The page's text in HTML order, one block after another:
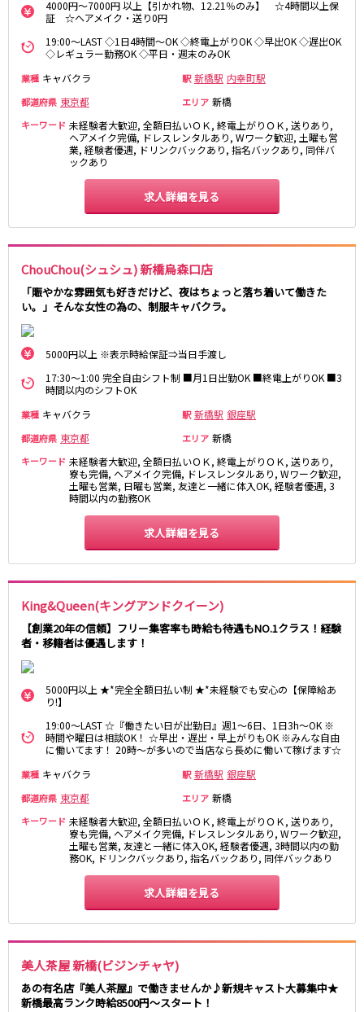
4000円～7000円 以上【引かれ物、12.21％のみ】 ☆4時間以上保
証 ☆ヘアメイク・送り0円
19:00～LAST ◇1日4時間～OK ◇終電上がりOK ◇早出OK ◇遅出OK
◇レギュラー勤務OK ◇平日・週末のみOK
業種 キャバクラ 駅 新橋駅 内幸町駅
都道府県 東京都 エリア 新橋
キーワード 未経験者大歓迎, 全額日払いＯＫ, 終電上がりＯＫ, 送りあり,
ヘアメイク完備, ドレスレンタルあり, Wワーク歓迎, 土曜も営
業, 経験者優遇, ドリンクバックあり, 指名バックあり, 同伴バ
ックあり
求人詳細を見る
ChouChou(シュシュ) 新橋烏森口店
「賑やかな雰囲気も好きだけど、夜はちょっと落ち着いて働きた
い。」そんな女性の為の、制服キャバクラ。
5000円以上 ※表示時給保証⇒当日手渡し
17:30～1:00 完全自由シフト制 ■月1日出勤OK ■終電上がりOK ■3
時間以内のシフトOK
業種 キャバクラ 駅 新橋駅 銀座駅
都道府県 東京都 エリア 新橋
キーワード 未経験者大歓迎, 全額日払いＯＫ, 終電上がりＯＫ, 送りあり,
寮も完備, ヘアメイク完備, ドレスレンタルあり, Wワーク歓迎,
土曜も営業, 日曜も営業, 友達と一緒に体入OK, 経験者優遇, 3
時間以内の勤務OK
求人詳細を見る
King&Queen(キングアンドクイーン)
【創業20年の信頼】フリー集客率も時給も待遇もNO.1クラス！経験
者・移籍者は優遇します！
5000円以上 ★*完全全額日払い制 ★*未経験でも安心の【保障給あ
り!】
19:00～LAST ☆『働きたい日が出勤日』週1～6日、1日3h～OK ※
時間や曜日は相談OK！ ☆早出・遅出・早上がりもOK ※みんな自由
に働いてます！ 20時～が多いので当店なら長めに働いて稼げます☆
業種 キャバクラ 駅 新橋駅 銀座駅
都道府県 東京都 エリア 新橋
キーワード 未経験者大歓迎, 全額日払いＯＫ, 終電上がりＯＫ, 送りあり,
寮も完備, ヘアメイク完備, ドレスレンタルあり, Wワーク歓迎,
土曜も営業, 友達と一緒に体入OK, 経験者優遇, 3時間以内の勤
務OK, ドリンクバックあり, 指名バックあり, 同伴バックあり
求人詳細を見る
美人茶屋 新橋(ビジンチャヤ)
あの有名店『美人茶屋』で働きませんか♪新規キャスト大募集中★
新橋最高ランク時給8500円～スタート！
高田馬場駅
航空公園駅
JR根岸線
関内駅
横浜駅
桜木町駅
大船駅
西武池袋線
練馬駅
ひばりヶ丘駅
東久留米駅
秋津駅
清瀬駅
桜台駅
飯能駅
大泉学園駅
保谷駅
石神井公園駅
西所沢駅
吾野駅
JR横浜線
町田駅
八王子駅
新横浜駅
淵野辺駅
矢部駅
成瀬駅
古淵駅
菊名駅
東急田園都市線
溝の口駅
三軒茶屋駅
鷺沼駅
二子玉川駅
中央林間駅
宮前平駅
桜新町駅
三軒茶屋駅
下高井戸駅
宮の坂駅
松原駅
JR南武線
武蔵溝ノ口駅
武蔵小杉駅
府中本町駅
武蔵新城駅
JR横須賀線
新橋駅
横浜駅
品川駅
大船駅
戸塚駅
東戸塚駅
久里浜駅
横須賀駅